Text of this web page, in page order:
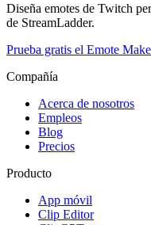
Diseña emotes de Twitch
de StreamLadder.
Prueba gratis el Emote
Compañía
Acerca de nosotros
Empleos
Blog
Precios
Producto
App móvil
Clip Editor